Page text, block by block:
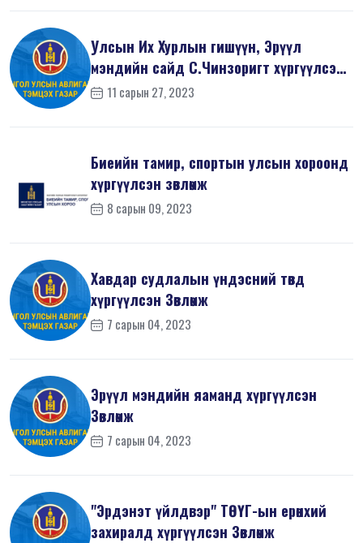
Улсын Их Хурлын гишүүн, Эрүүл
мэндийн сайд С.Чинзоригт хүргүүлсэн
Зөвл...11 сарын 27, 2023
Биеийн тамир, спортын улсын хороонд
хүргүүлсэн зөвлөмж
8 сарын 09, 2023
Хавдар судлалын үндэсний төвд
хүргүүлсэн Зөвлөмж
7 сарын 04, 2023
Эрүүл мэндийн яаманд хүргүүлсэн
Зөвлөмж
7 сарын 04, 2023
"Эрдэнэт үйлдвэр" ТӨҮГ-ын ерөнхий
захиралд хүргүүлсэн Зөвлөмж